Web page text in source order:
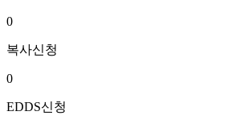
0
복사신청
0
EDDS신청